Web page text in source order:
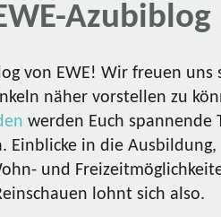
Azubiblog
von EWE! Wir freuen uns
näher vorstellen zu
werden Euch spannende
Einblicke in die Ausbildung,
und
lohnt sich also.